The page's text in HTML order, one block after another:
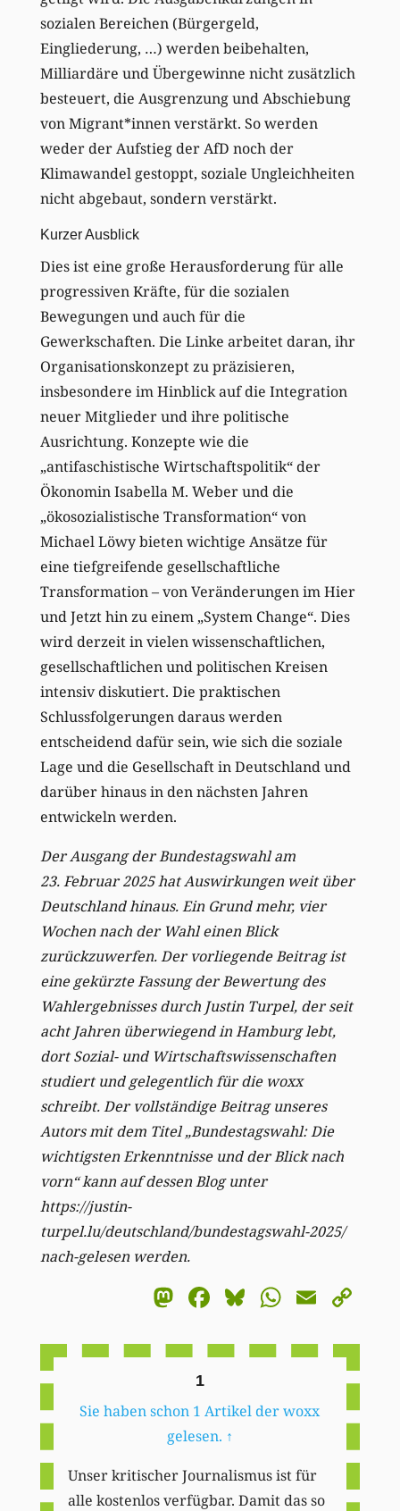
sozialen Bereichen (Bürgergeld,
Eingliederung, …) werden beibehalten,
Milliardäre und Übergewinne nicht zusätzlich
besteuert, die Ausgrenzung und Abschiebung
von Migrant*innen verstärkt. So werden
weder der Aufstieg der AfD noch der
Klimawandel gestoppt, soziale Ungleichheiten
nicht abgebaut, sondern verstärkt.
Kurzer Ausblick
Dies ist eine große Herausforderung für alle
progressiven Kräfte, für die sozialen
Bewegungen und auch für die
Gewerkschaften. Die Linke arbeitet daran, ihr
Organisationskonzept zu präzisieren,
insbesondere im Hinblick auf die Integration
neuer Mitglieder und ihre politische
Ausrichtung. Konzepte wie die
„antifaschistische Wirtschaftspolitik“ der
Ökonomin Isabella M. Weber und die
„ökosozialistische Transformation“ von
Michael Löwy bieten wichtige Ansätze für
eine tiefgreifende gesellschaftliche
Transformation – von Veränderungen im Hier
und Jetzt hin zu einem „System Change“. Dies
wird derzeit in vielen wissenschaftlichen,
gesellschaftlichen und politischen Kreisen
intensiv diskutiert. Die praktischen
Schlussfolgerungen daraus werden
entscheidend dafür sein, wie sich die soziale
Lage und die Gesellschaft in Deutschland und
darüber hinaus in den nächsten Jahren
entwickeln werden.
Der Ausgang der Bundestagswahl am
23. Februar 2025 hat Auswirkungen weit über
Deutschland hinaus. Ein Grund mehr, vier
Wochen nach der Wahl einen Blick
zurückzuwerfen. Der vorliegende Beitrag ist
eine gekürzte Fassung der Bewertung des
Wahlergebnisses durch Justin Turpel, der seit
acht Jahren überwiegend in Hamburg lebt,
dort Sozial- und Wirtschaftswissenschaften
studiert und gelegentlich für die woxx
schreibt. Der vollständige Beitrag unseres
Autors mit dem Titel „Bundestagswahl: Die
wichtigsten Erkenntnisse und der Blick nach
vorn“ kann auf dessen Blog unter
https://justin-
turpel.lu/deutschland/bundestagswahl-2025/
nach-gelesen werden.
Mastodon
Facebook
BlueskyEmail
1
Sie haben schon 1 Artikel der woxx
gelesen. ↑
Unser kritischer Journalismus ist für
alle kostenlos verfügbar. Damit das so